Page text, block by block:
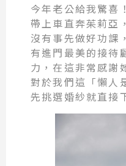
今年老公給我驚喜
帶上車直奔茱莉亞
沒有事先做好功課
有進門最美的接待
力，在這非常感謝
對於我們這「懶人
先挑選婚紗就直接